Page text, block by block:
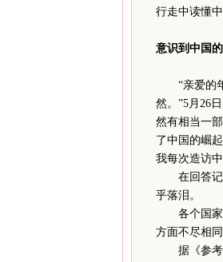
行走中读懂
意识到中国
“亲爱的年
然。”5月26
然有相当一
了中国的崛
我每次造访
在回答记者
乎落泪。
各个国家领
方面不尽相同
据《参考消